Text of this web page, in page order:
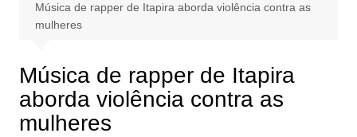
Música de rapper de Itapira aborda violência contra as
mulheres
Música de rapper de Itapira
aborda violência contra as
mulheres